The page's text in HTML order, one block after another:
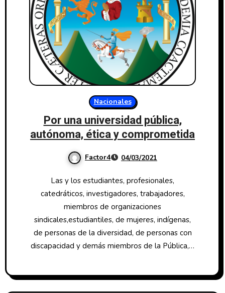
Nacionales
Por una universidad pública,
autónoma, ética y comprometida
Factor4 04/03/2021
Las y los estudiantes, profesionales,
catedráticos, investigadores, trabajadores,
miembros de organizaciones
sindicales,estudiantiles, de mujeres, indígenas,
de personas de la diversidad, de personas con
discapacidad y demás miembros de la Pública,…